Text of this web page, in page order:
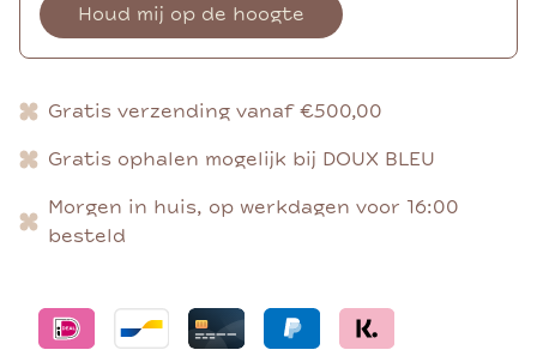
Houd mij op de hoogte
Gratis verzending vanaf €500,00
Gratis ophalen mogelijk bij DOUX BLEU
Morgen in huis, op werkdagen voor 16:00
besteld